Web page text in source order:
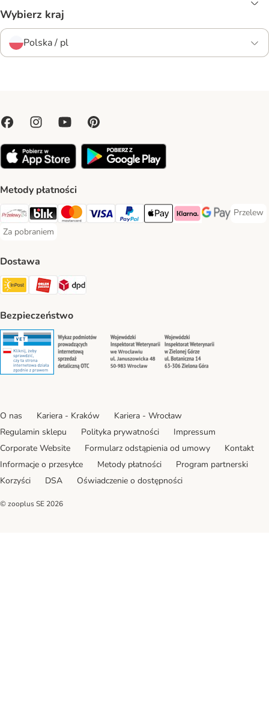
Wybierz kraj
Polska / pl
Metody płatności
Przelewy24 Payment Method
Blik Payment Method
MasterCard Payment Method
Visa Payment Method
PayPal Payment Method
Apple Pay Payment Method
Klarna Payment Method
Google Pay
Przelew
Przelew
Za pobraniem
Za pobraniem Payment Method
Dostawa
Paczkomat® Shipping Method
ORLEN Paczka Shipping Method
Bezpieczeństwo
Security Security Security
O nas Kariera - Kraków
Kariera - Wrocław
Regulamin sklepu
Polityka prywatności
Impressum
Corporate Website
Formularz odstąpienia od umowy
Kontakt
Informacje o przesyłce
Metody płatności
Program partnerski
Korzyści
DSA Oświadczenie o dostępności
© zooplus SE 2026